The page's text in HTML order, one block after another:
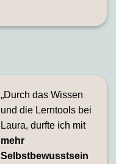
„Durch das Wissen
und die Lerntools bei
Laura, durfte ich mit
mehr
Selbstbewusstsein